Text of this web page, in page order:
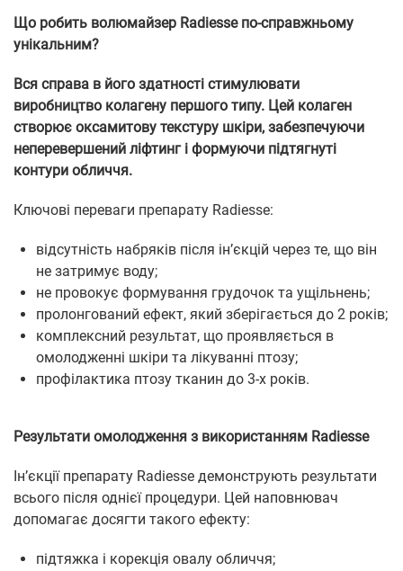
Що робить волюмайзер Radiesse по-справжньому
унікальним?
Вся справа в його здатності стимулювати
виробництво колагену першого типу. Цей колаген
створює оксамитову текстуру шкіри, забезпечуючи
неперевершений ліфтинг і формуючи підтягнуті
контури обличчя.
Ключові переваги препарату Radiesse:
відсутність набряків після ін’єкцій через те, що він
не затримує воду;
не провокує формування грудочок та ущільнень;
пролонгований ефект, який зберігається до 2 років;
комплексний результат, що проявляється в
омолодженні шкіри та лікуванні птозу;
профілактика птозу тканин до 3-х років.
Результати омолодження з використанням Radiesse
Ін’єкції препарату Radiesse демонструють результати
всього після однієї процедури. Цей наповнювач
допомагає досягти такого ефекту:
підтяжка і корекція овалу обличчя;